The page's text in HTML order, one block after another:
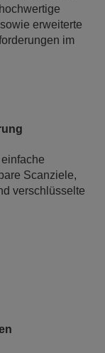
erweiterte
im
Scanziele,
verschlüsselte